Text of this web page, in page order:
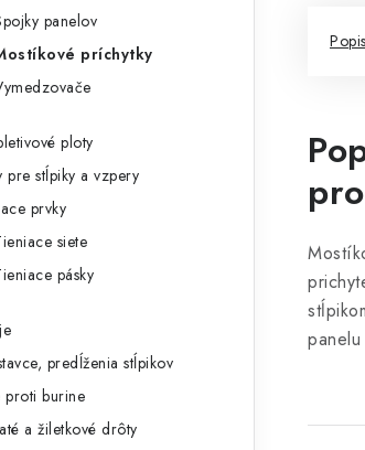
panelov
príchytky
ploty
pre stĺpiky a vzpery
prvky
siete
pásky
predĺženia stĺpikov
proti burine
a žiletkové drôty
Popis